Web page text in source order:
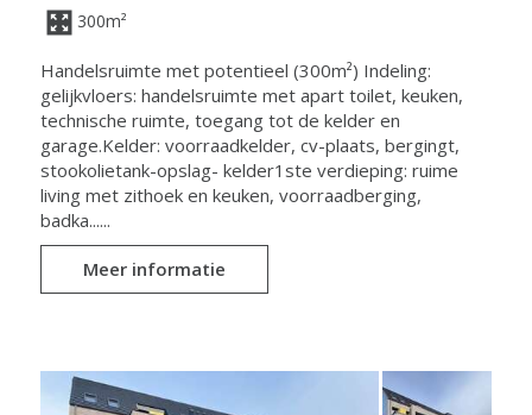
300m²
Handelsruimte met potentieel (300m²) Indeling:
gelijkvloers: handelsruimte met apart toilet, keuken,
technische ruimte, toegang tot de kelder en
garage.Kelder: voorraadkelder, cv-plaats, bergingt,
stookolietank-opslag- kelder1ste verdieping: ruime
living met zithoek en keuken, voorraadberging,
badka......
Meer informatie